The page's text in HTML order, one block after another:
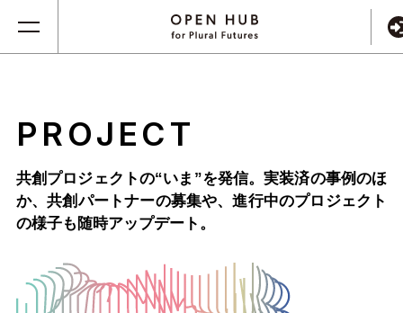
PROJECT
共創プロジェクトの“いま”を発信。実装済の事例のほ
か、共創パートナーの募集や、進行中のプロジェクト
の様子も随時アップデート。